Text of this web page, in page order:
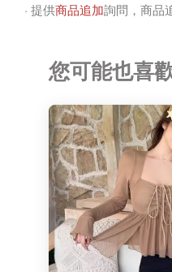
· 提供商品追加詢問，商品
您可能也喜